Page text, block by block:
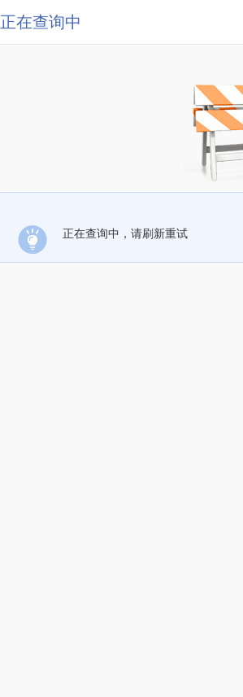
正在查询中
正在查询中，请刷新重试